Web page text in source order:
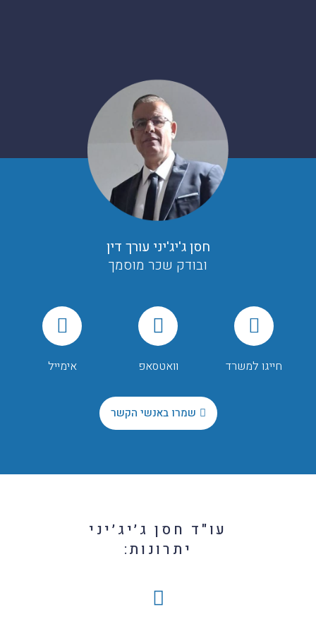
חסן ג'יג'יני עורך דין
ובודק שכר מוסמך
חייגו למשרד וואטסאפ אימייל
שמרו באנשי הקשר
עו"ד חסן ג׳יג׳יני
יתרונות: